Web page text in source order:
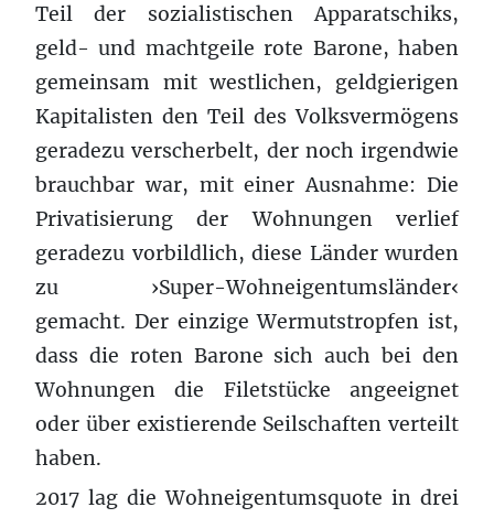
Teil der sozialistischen Apparatschiks,
geld- und machtgeile rote Barone, haben
gemeinsam mit westlichen, geldgierigen
Kapitalisten den Teil des Volksvermögens
geradezu verscherbelt, der noch irgendwie
brauchbar war, mit einer Ausnahme: Die
Privatisierung der Wohnungen verlief
geradezu vorbildlich, diese Länder wurden
zu ›Super-Wohneigentumsländer‹
gemacht. Der einzige Wermutstropfen ist,
dass die roten Barone sich auch bei den
Wohnungen die Filetstücke angeeignet
oder über existierende Seilschaften verteilt
haben.
2017 lag die Wohneigentumsquote in drei